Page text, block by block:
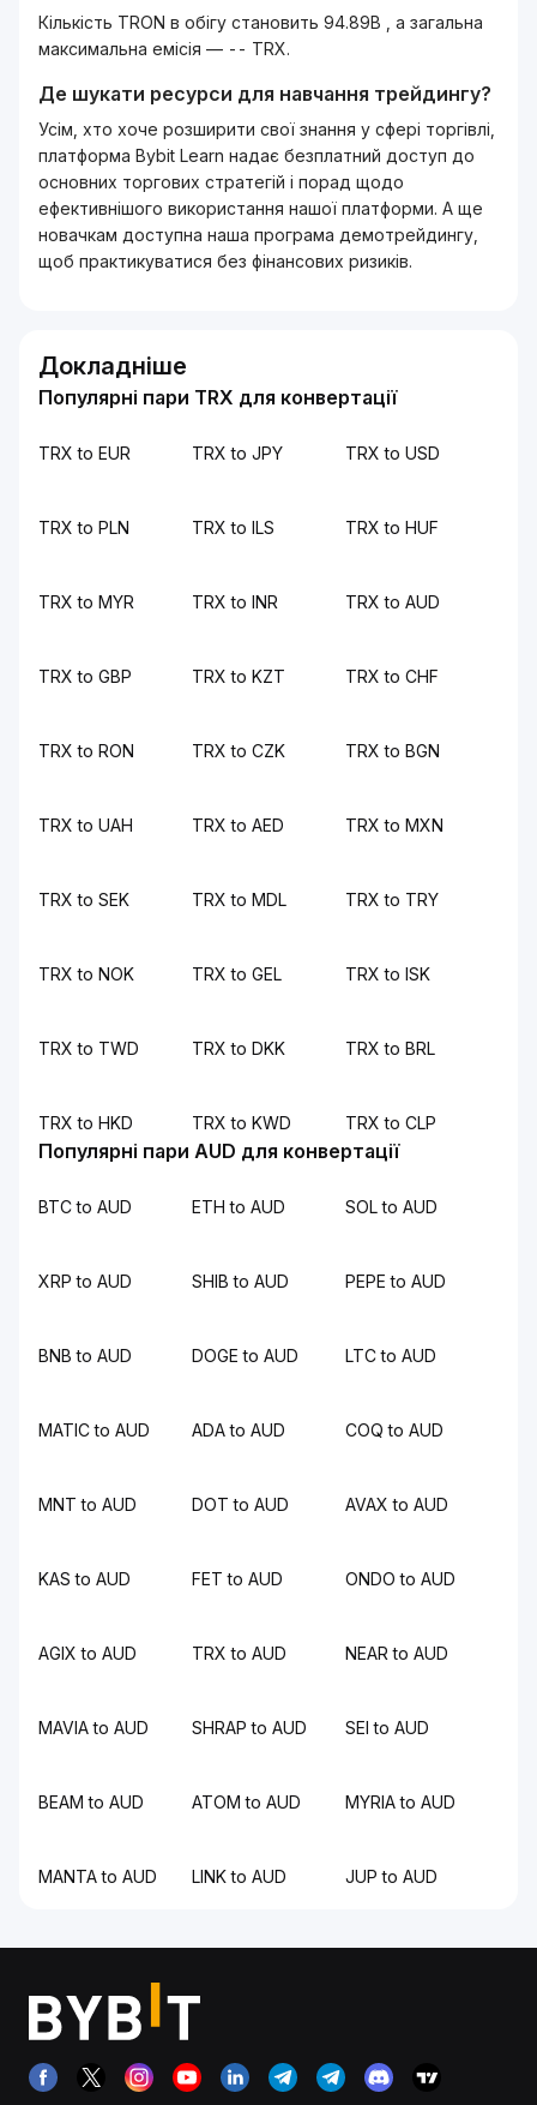
Кількість TRON в обігу становить 94.89B , а загальна
максимальна емісія — -- TRX.
Де шукати ресурси для навчання трейдингу?
Усім, хто хоче розширити свої знання у сфері торгівлі,
платформа Bybit Learn надає безплатний доступ до
основних торгових стратегій і порад щодо
ефективнішого використання нашої платформи. А ще
новачкам доступна наша програма демотрейдингу,
щоб практикуватися без фінансових ризиків.
Докладніше
Популярні пари TRX для конвертації
TRX to EUR TRX to JPY TRX to USD
TRX to PLN TRX to ILS TRX to HUF
TRX to MYR TRX to INR TRX to AUD
TRX to GBP TRX to KZT TRX to CHF
TRX to RON TRX to CZK TRX to BGN
TRX to UAH TRX to AED TRX to MXN
TRX to SEK TRX to MDL TRX to TRY
TRX to NOK TRX to GEL TRX to ISK
TRX to TWD TRX to DKK TRX to BRL
TRX to HKD TRX to KWD TRX to CLP
Популярні пари AUD для конвертації
BTC to AUD ETH to AUD SOL to AUD
XRP to AUD SHIB to AUD PEPE to AUD
BNB to AUD DOGE to AUD LTC to AUD
MATIC to AUD ADA to AUD COQ to AUD
MNT to AUD DOT to AUD AVAX to AUD
KAS to AUD FET to AUD ONDO to AUD
AGIX to AUD TRX to AUD NEAR to AUD
MAVIA to AUD SHRAP to AUD SEI to AUD
BEAM to AUD ATOM to AUD MYRIA to AUD
MANTA to AUD LINK to AUD JUP to AUD